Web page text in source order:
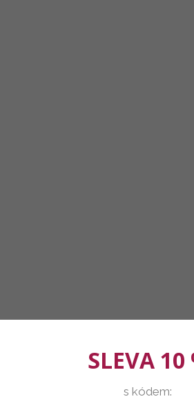
SLEVA 10
s kódem: